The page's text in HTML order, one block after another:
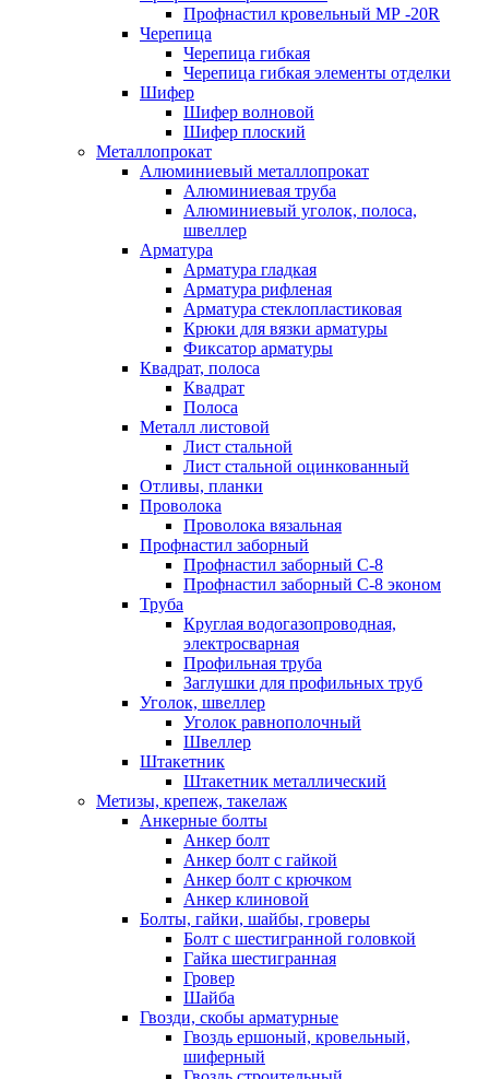
Профнастил кровельный МР -20R
Черепица
Черепица гибкая
Черепица гибкая элементы отделки
Шифер
Шифер волновой
Шифер плоский
Металлопрокат
Алюминиевый металлопрокат
Алюминиевая труба
Алюминиевый уголок, полоса,
швеллер
Арматура
Арматура гладкая
Арматура рифленая
Арматура стеклопластиковая
Крюки для вязки арматуры
Фиксатор арматуры
Квадрат, полоса
Квадрат
Полоса
Металл листовой
Лист стальной
Лист стальной оцинкованный
Отливы, планки
Проволока
Проволока вязальная
Профнастил заборный
Профнастил заборный С-8
Профнастил заборный С-8 эконом
Труба
Круглая водогазопроводная,
электросварная
Профильная труба
Заглушки для профильных труб
Уголок, швеллер
Уголок равнополочный
Швеллер
Штакетник
Штакетник металлический
Метизы, крепеж, такелаж
Анкерные болты
Анкер болт
Анкер болт с гайкой
Анкер болт с крючком
Анкер клиновой
Болты, гайки, шайбы, гроверы
Болт c шестигранной головкой
Гайка шестигранная
Гровер
Шайба
Гвозди, скобы арматурные
Гвоздь ершоный, кровельный,
шиферный